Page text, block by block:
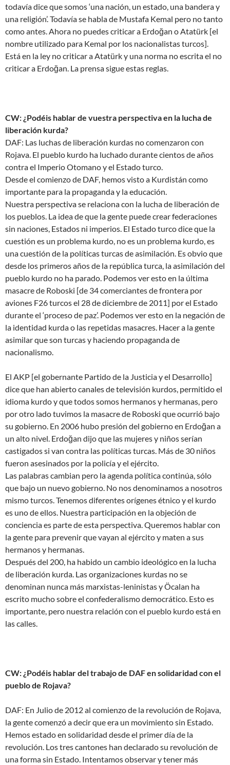
todavía dice que somos ‘una nación, un estado, una bandera y
una religión’. Todavía se habla de Mustafa Kemal pero no tanto
como antes. Ahora no puedes criticar a Erdoğan o Atatürk [el
nombre utilizado para Kemal por los nacionalistas turcos].
Está en la ley no criticar a Atatürk y una norma no escrita el no
criticar a Erdoğan. La prensa sigue estas reglas.
CW: ¿Podéis hablar de vuestra perspectiva en la lucha de
liberación kurda?
DAF: Las luchas de liberación kurdas no comenzaron con
Rojava. El pueblo kurdo ha luchado durante cientos de años
contra el Imperio Otomano y el Estado turco.
Desde el comienzo de DAF, hemos visto a Kurdistán como
importante para la propaganda y la educación.
Nuestra perspectiva se relaciona con la lucha de liberación de
los pueblos. La idea de que la gente puede crear federaciones
sin naciones, Estados ni imperios. El Estado turco dice que la
cuestión es un problema kurdo, no es un problema kurdo, es
una cuestión de la políticas turcas de asimilación. Es obvio que
desde los primeros años de la república turca, la asimilación del
pueblo kurdo no ha parado. Podemos ver esto en la última
masacre de Roboski [de 34 comerciantes de frontera por
aviones F26 turcos el 28 de diciembre de 2011] por el Estado
durante el ‘proceso de paz’. Podemos ver esto en la negación de
la identidad kurda o las repetidas masacres. Hacer a la gente
asimilar que son turcas y haciendo propaganda de
nacionalismo.
El AKP [el gobernante Partido de la Justicia y el Desarrollo]
dice que han abierto canales de televisión kurdos, permitido el
idioma kurdo y que todos somos hermanos y hermanas, pero
por otro lado tuvimos la masacre de Roboski que ocurrió bajo
su gobierno. En 2006 hubo presión del gobierno en Erdoğan a
un alto nivel. Erdoğan dijo que las mujeres y niños serían
castigados si van contra las políticas turcas. Más de 30 niños
fueron asesinados por la policía y el ejército.
Las palabras cambian pero la agenda política continúa, sólo
que bajo un nuevo gobierno. No nos denominamos a nosotros
mismo turcos. Tenemos diferentes orígenes étnico y el kurdo
es uno de ellos. Nuestra participación en la objeción de
conciencia es parte de esta perspectiva. Queremos hablar con
la gente para prevenir que vayan al ejército y maten a sus
hermanos y hermanas.
Después del 200, ha habido un cambio ideológico en la lucha
de liberación kurda. Las organizaciones kurdas no se
denominan nunca más marxistas-leninistas y Öcalan ha
escrito mucho sobre el confederalismo democrático. Esto es
importante, pero nuestra relación con el pueblo kurdo está en
las calles.
CW: ¿Podéis hablar del trabajo de DAF en solidaridad con el
pueblo de Rojava?
DAF: En Julio de 2012 al comienzo de la revolución de Rojava,
la gente comenzó a decir que era un movimiento sin Estado.
Hemos estado en solidaridad desde el primer día de la
revolución. Los tres cantones han declarado su revolución de
una forma sin Estado. Intentamos observar y tener más